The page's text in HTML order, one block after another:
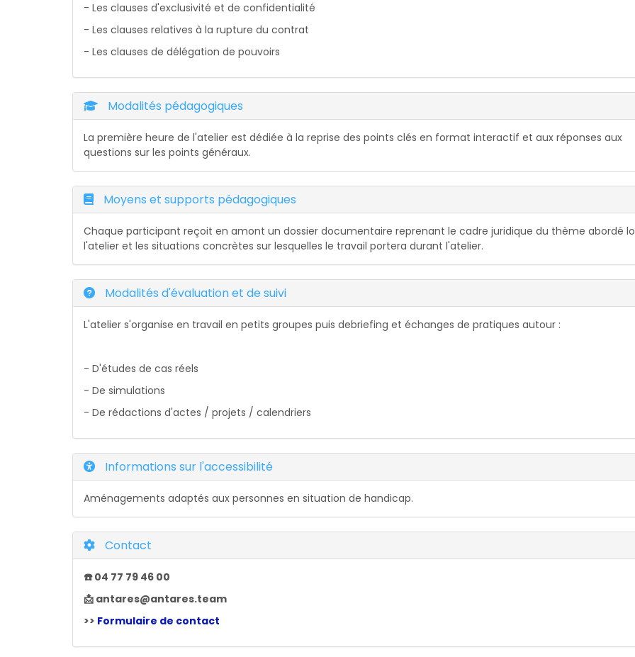
- Les clauses d'exclusivité et de confidentialité
- Les clauses relatives à la rupture du contrat
- Les clauses de délégation de pouvoirs
Modalités pédagogiques
La première heure de l'atelier est dédiée à la reprise des points clés en format interactif et aux réponses aux
questions sur les points généraux.
Moyens et supports pédagogiques
Chaque participant reçoit en amont un dossier documentaire reprenant le cadre juridique du thème abordé
l'atelier et les situations concrètes sur lesquelles le travail portera durant l'atelier.
Modalités d'évaluation et de suivi
L'atelier s'organise en travail en petits groupes puis debriefing et échanges de pratiques autour :
- D'études de cas réels
- De simulations
- De rédactions d'actes / projets / calendriers
Informations sur l'accessibilité
Aménagements adaptés aux personnes en situation de handicap.
Contact
☎️ 04 77 79 46 00
📩 antares@antares.team
>> Formulaire de contact